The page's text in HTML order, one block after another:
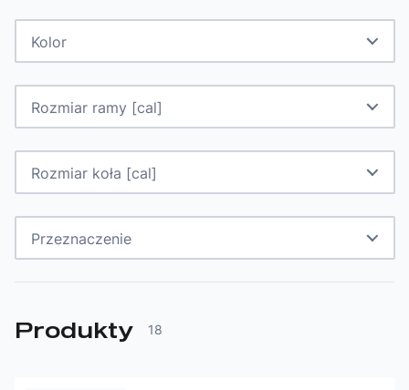
Kolor
Rozmiar ramy [cal]
Rozmiar koła [cal]
Przeznaczenie
Produkty 18